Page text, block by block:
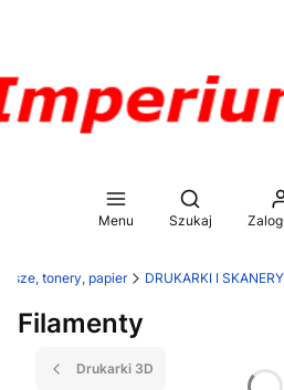
Menu
Otwórz
Szukaj
tonery, papier DRUKARKI I SKANERY
Filamenty
Drukarki 3D